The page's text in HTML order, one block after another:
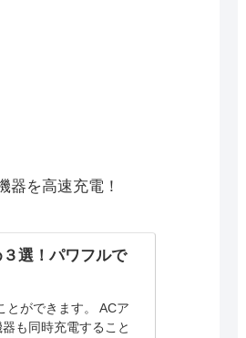
器を高速充電！
選！パワフルで
とができます。 ACア
も同時充電すること